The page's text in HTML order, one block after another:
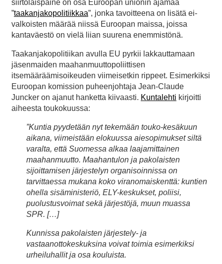
siirtolaispaine on osa Euroopan unionin ajamaa
”taakanjakopolitiikkaa”, jonka tavoitteena on lisätä ei-
valkoisten määrää niissä Euroopan maissa, joissa
kantaväestö on vielä liian suurena enemmistönä.
Taakanjakopolitiikan avulla EU pyrkii lakkauttamaan
jäsenmaiden maahanmuuttopoliittisen
itsemääräämisoikeuden viimeisetkin rippeet. Esimerkiksi
Euroopan komission puheenjohtaja Jean-Claude
Juncker on ajanut hanketta kiivaasti. Kuntalehti kirjoitti
aiheesta toukokuussa:
”Kuntia pyydetään nyt tekemään touko-kesäkuun
aikana, viimeistään elokuussa aiesopimukset siltä
varalta, että Suomessa alkaa laajamittainen
maahanmuutto. Maahantulon ja pakolaisten
sijoittamisen järjestelyn organisoinnissa on
tarvittaessa mukana koko viranomaiskenttä: kuntien
ohella sisäministeriö, ELY-keskukset, poliisi,
puolustusvoimat sekä järjestöjä, muun muassa
SPR. […]
Kunnissa pakolaisten järjestely- ja
vastaanottokeskuksina voivat toimia esimerkiksi
urheiluhallit ja osa kouluista.